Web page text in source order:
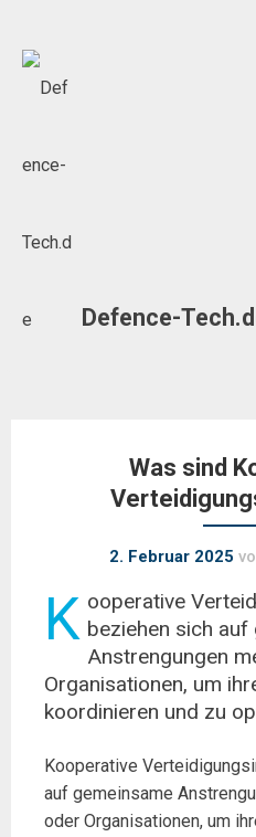
Skip
Defence-
Was sind
2. Februar 2025
K ooperative
beziehen sich auf
Anstrengungen
Organisationen, um
koordinieren und zu
Kooperative
auf gemeinsame
oder Organisationen, um